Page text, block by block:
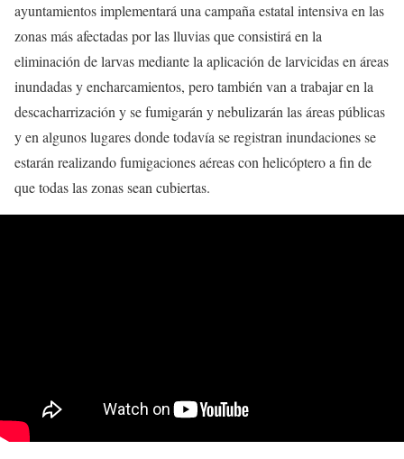
ayuntamientos implementará una campaña estatal intensiva en las
zonas más afectadas por las lluvias que consistirá en la
eliminación de larvas mediante la aplicación de larvicidas en áreas
inundadas y encharcamientos, pero también van a trabajar en la
descacharrización y se fumigarán y nebulizarán las áreas públicas
y en algunos lugares donde todavía se registran inundaciones se
estarán realizando fumigaciones aéreas con helicóptero a fin de
que todas las zonas sean cubiertas.